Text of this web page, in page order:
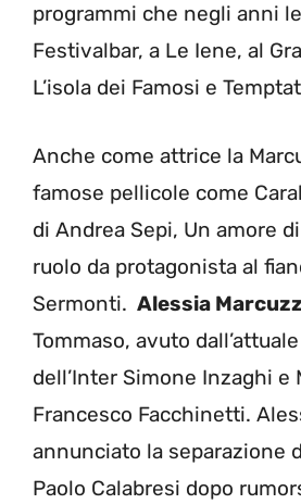
programmi che negli anni
Festivalbar, a Le Iene, al
L’isola dei Famosi e
Anche come attrice la
famose pellicole come
di Andrea Sepi, Un amore
ruolo da protagonista al
Sermonti. Alessia
Tommaso, avuto
dell’Inter Simone Inzaghi e
Francesco Facchinetti.
annunciato la separazione
Paolo Calabresi dopo